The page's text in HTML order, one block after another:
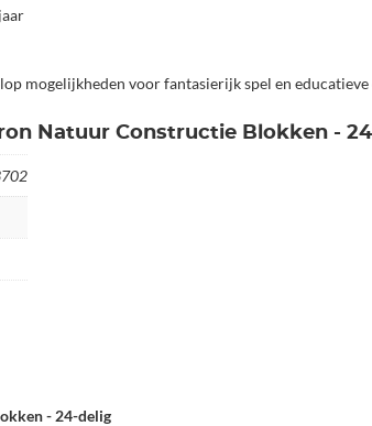
mogelijkheden voor fantasierijk spel en
Natuur Constructie Blokken -
- 24-delig